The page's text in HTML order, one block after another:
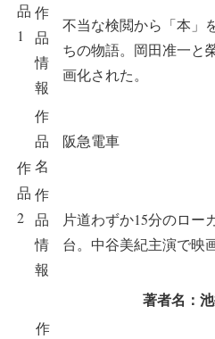
品
1
作
品
情
報
不当な検閲から「本」
ちの物語。岡田准一と
画化された。
作
品
2
作
品
名
阪急電車
作
品
情
報
片道わずか15分のロー
台。中谷美紀主演で映
著者名：
作